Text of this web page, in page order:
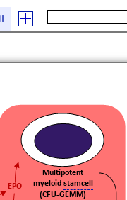
Multipotent
myeloid stamcell
(CFU-GEMM)
EPO